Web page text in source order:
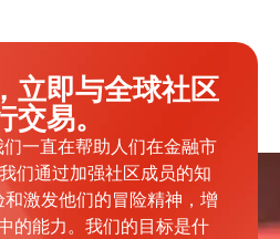
立即与全球社区
交易。
一直在帮助人们在金融市
们通过加强社区成员的知
激发他们的冒险精神，增
的能力。我们的目标是什